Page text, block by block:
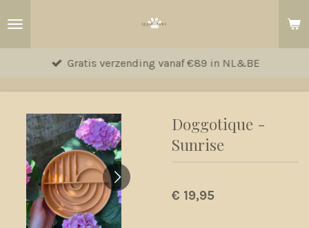
hoofdinhoud
Gratis verzending vanaf €89 in NL&BE
Doggotique -
Sunrise
€ 19,95